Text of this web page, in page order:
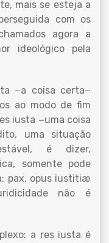
mais se esteja a
com os
agora a
ideológico pela
−a coisa certa−
ao modo de fim
iusta −uma coisa
uma situação
é dizer,
somente pode
pax, opus iustitiæ
não é
a res iusta é